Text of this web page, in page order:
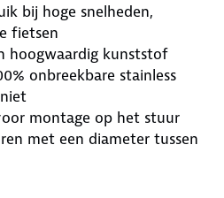
bij hoge snelheden,
fietsen
hoogwaardig kunststof
onbreekbare stainless
montage op het stuur
met een diameter tussen